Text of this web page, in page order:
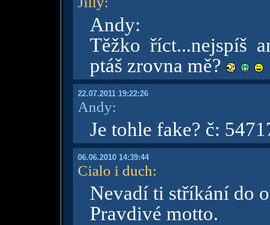
Andy:
Těžko říct...nejspíš
ptáš zrovna mě?
22.07.2011 19:22:26
Andy:
Je tohle fake? č:
06.06.2010 14:39:44
Cialo i duch:
Nevadí ti stříkání do
Pravdivé motto.